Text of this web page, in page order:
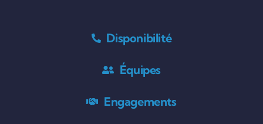
Disponibilité
Équipes
Engagements